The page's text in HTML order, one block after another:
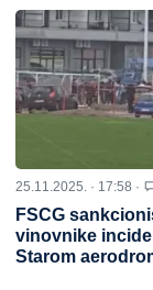
25.11.2025. · 17:58 ·
FSCG
vinovnike
Starom